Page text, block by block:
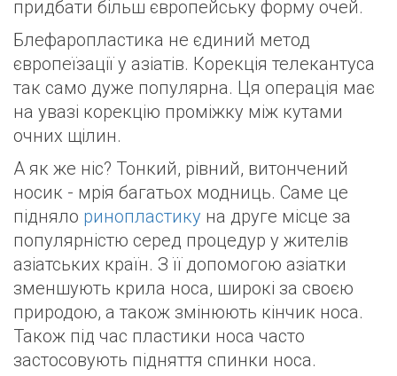
придбати більш європейську форму очей.
Блефаропластика не єдиний метод
європеїзації у азіатів. Корекція телекантуса
так само дуже популярна. Ця операція має
на увазі корекцію проміжку між кутами
очних щілин.
А як же ніс? Тонкий, рівний, витончений
носик - мрія багатьох модниць. Саме це
підняло ринопластику на друге місце за
популярністю серед процедур у жителів
азіатських країн. З її допомогою азіатки
зменшують крила носа, широкі за своєю
природою, а також змінюють кінчик носа.
Також під час пластики носа часто
застосовують підняття спинки носа.